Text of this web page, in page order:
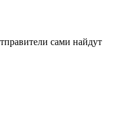
сами найдут